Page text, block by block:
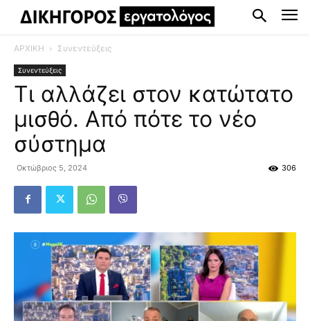
ΑΡΧΙΚΗ Συνεντεύξεις
Συνεντεύξεις
Τι αλλάζει στον κατώτατο
μισθό. Από πότε το νέο
σύστημα
Οκτώβριος 5, 2024 306